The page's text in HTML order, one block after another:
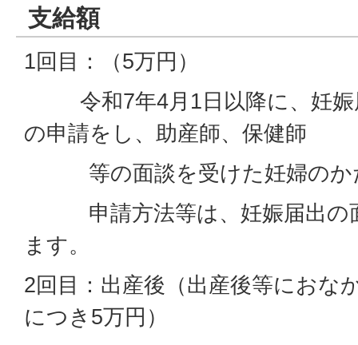
支給額
1回目：（5万円）
令和7年4月1日以降に、妊娠
の申請をし、助産師、保健師
等の面談を受けた妊婦のか
申請方法等は、妊娠届出の
ます。
2回目：出産後（出産後等におな
につき5万円）